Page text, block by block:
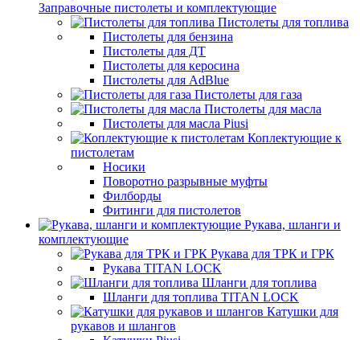
Заправочные пистолеты и комплектующие
Пистолеты для топлива
Пистолеты для бензина
Пистолеты для ДТ
Пистолеты для керосина
Пистолеты для AdBlue
Пистолеты для газа
Пистолеты для масла
Пистолеты для масла Piusi
Коплектующие к
пистолетам
Носики
Поворотно разрывные муфты
Филборды
Фитинги для пистолетов
Рукава, шланги и
комплектующие
Рукава для ТРК и ГРК
Рукава TITAN LOCK
Шланги для топлива
Шланги для топлива TITAN LOCK
Катушки для
рукавов и шлангов